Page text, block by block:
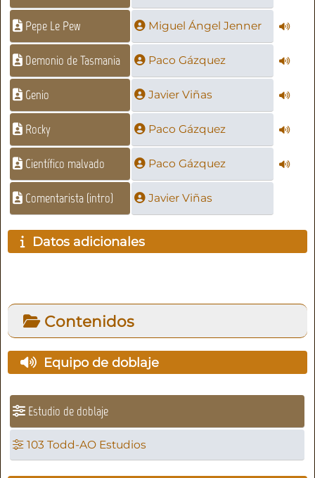
Pepe Le Pew Miguel Ángel Jenner
Demonio de Tasmania Paco Gázquez
Genio Javier Viñas
Rocky Paco Gázquez
Científico malvado Paco Gázquez
Comentarista (intro) Javier Viñas
Datos adicionales
Contenidos
Equipo de doblaje
Estudio de doblaje
103 Todd-AO Estudios